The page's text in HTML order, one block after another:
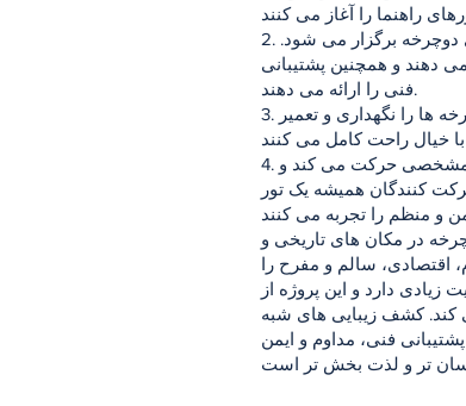
2. تورهای با راهنما: تورهای ایمن و آموزنده با راهنمایان حرفه ای دوچرخه برگزار می شود.
دهند و همچنین پشتیبانی
فنی را ارائه می دهند.
3. پشتیبانی فنی: در سرتاسر قطار دوچرخه، تیم پشتیبانی فنی دوچرخه ها را نگهداری و تعمیر
4. تورهای مستمر و ایمن: قطار دوچرخه به طور منظم در ساعات مشخصی حرکت می کند و
کنندگان همیشه یک تور
در مکان های تاریخی و
اقتصادی، سالم و مفرح را
زیادی دارد و این پروژه از
کشف زیبایی های شبه
فنی، مداوم و ایمن